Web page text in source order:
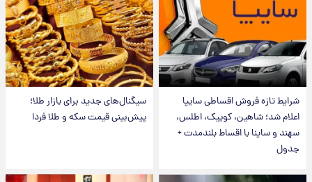
شرایط تازه فروش اقساطی سایپا
اعلام شد؛ شاهین، کوییک، اطلس،
سهند و ساینا با اقساط بلندمدت +
جدول
سیگنال‌های جدید برای بازار طلا؛
پیش‌بینی قیمت سکه و طلا فردا